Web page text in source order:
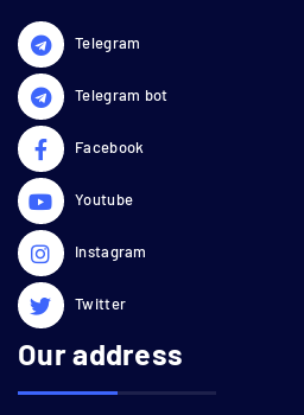
Telegram
Telegram bot
Facebook
Youtube
Instagram
Twitter
Our address